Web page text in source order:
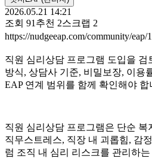
2026.05.21 14:21
조회 91 추천 2스크랩 2
https://nudgeeap.com/community/eap/
직원 심리상담 프로그램 도입을
방식, 상담사 기준, 비밀보장, 이용
EAP 연계 범위를 함께 확인해야 합
직원 심리상담 프로그램은 단순 복
직무스트레스, 직장 내 괴롭힘, 감
럼 조직 내 심리 리스크를 관리하